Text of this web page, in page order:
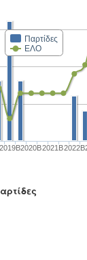
Παρτίδες
ΕΛΟ
2019B2020B2021B2022B